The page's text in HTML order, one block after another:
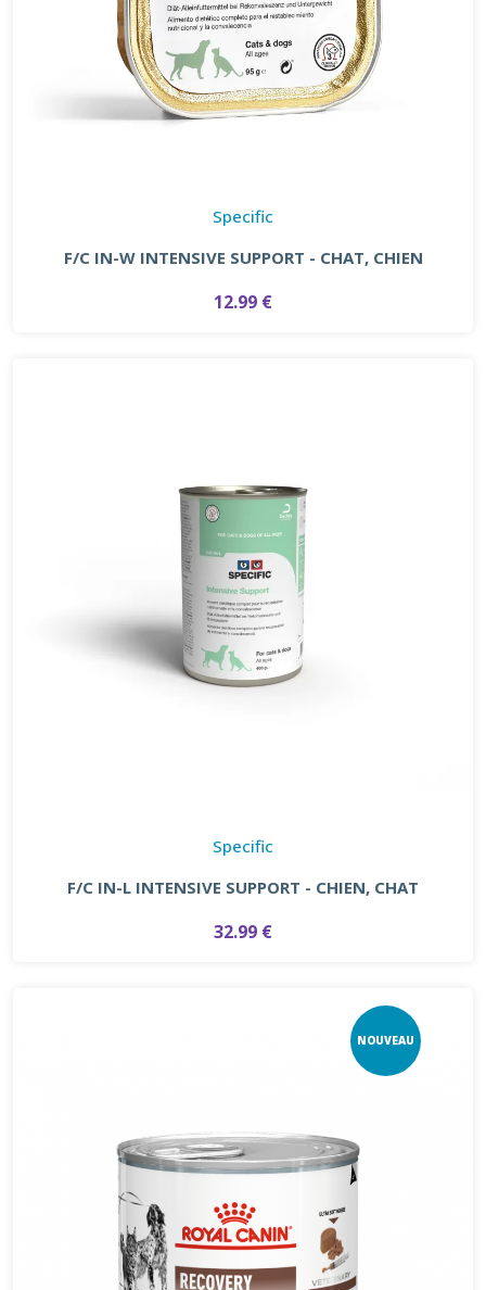
Specific
F/C IN-W INTENSIVE SUPPORT - CHAT, CHIEN
12.99 €
Specific
F/C IN-L INTENSIVE SUPPORT - CHIEN, CHAT
32.99 €
NOUVEAU